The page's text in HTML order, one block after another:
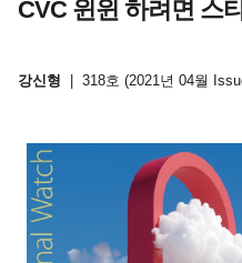
CVC 윈윈 하려면 스
강신형 318호 (2021년 04월